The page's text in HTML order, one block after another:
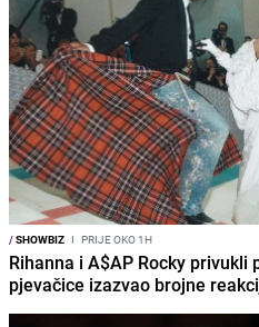
/SHOWBIZ I PRIJE OKO 1H
Rihanna i A$AP Rocky privukli
pjevačice izazvao brojne